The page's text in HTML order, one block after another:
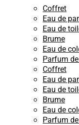
Coffret
Eau de
Eau de
Brume
Eau de
Parfum
Coffret
Eau de
Eau de
Brume
Eau de
Parfum